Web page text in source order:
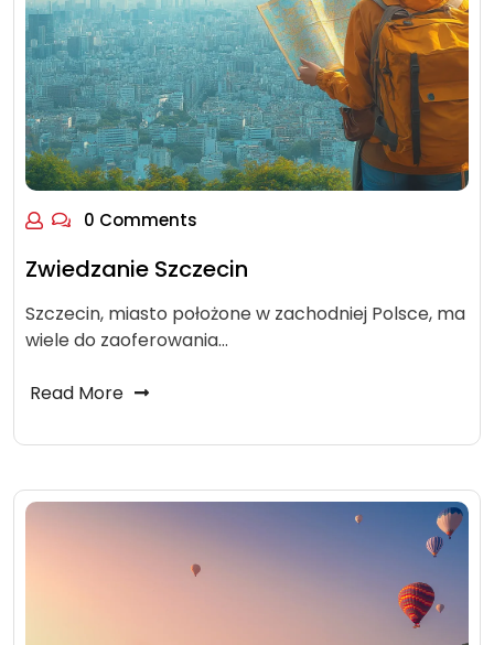
0 Comments
Zwiedzanie Szczecin
Szczecin, miasto położone w zachodniej Polsce, ma
wiele do zaoferowania…
Read More